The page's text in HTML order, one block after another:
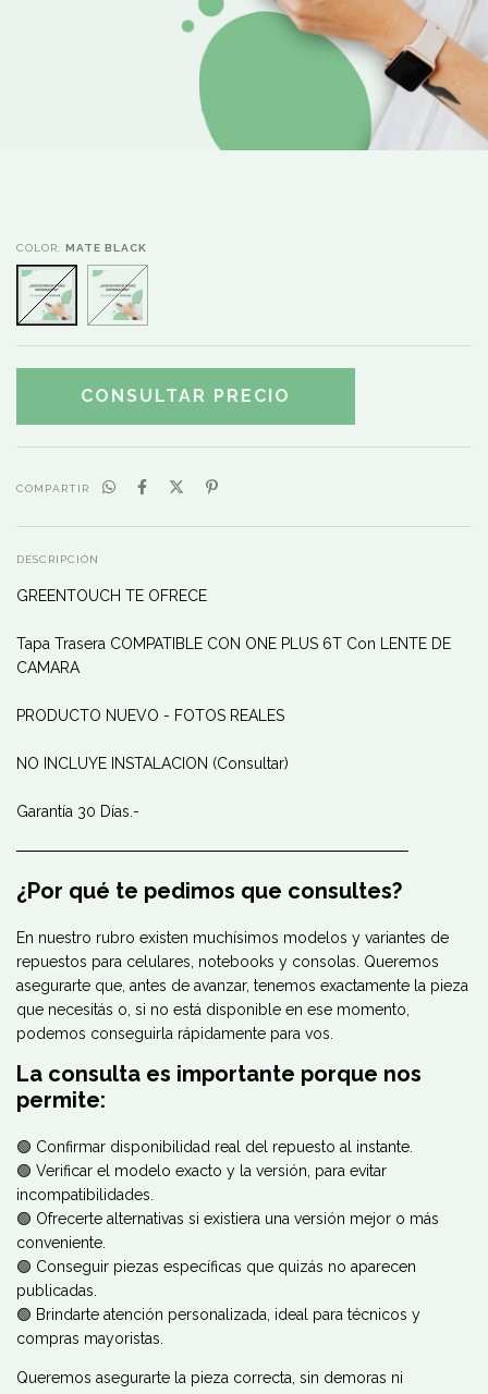
COLOR: MATE BLACK
COMPARTIR
DESCRIPCIÓN
GREENTOUCH TE OFRECE
Tapa Trasera COMPATIBLE CON ONE PLUS 6T Con LENTE DE
CAMARA
PRODUCTO NUEVO - FOTOS REALES
NO INCLUYE INSTALACION (Consultar)
Garantía 30 Días.-
────────────────────────────────────
¿Por qué te pedimos que consultes?
En nuestro rubro existen muchísimos modelos y variantes de
repuestos para celulares, notebooks y consolas. Queremos
asegurarte que, antes de avanzar, tenemos exactamente la pieza
que necesitás o, si no está disponible en ese momento,
podemos conseguirla rápidamente para vos.
La consulta es importante porque nos
permite:
🟢 Confirmar disponibilidad real del repuesto al instante.
🟢 Verificar el modelo exacto y la versión, para evitar
incompatibilidades.
🟢 Ofrecerte alternativas si existiera una versión mejor o más
conveniente.
🟢 Conseguir piezas específicas que quizás no aparecen
publicadas.
🟢 Brindarte atención personalizada, ideal para técnicos y
compras mayoristas.
Queremos asegurarte la pieza correcta, sin demoras ni